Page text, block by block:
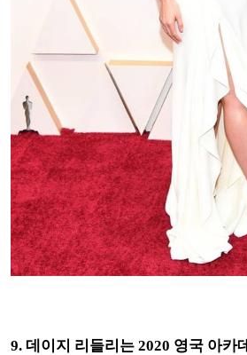
9. 데이지 리들리는 2020 영국 아카